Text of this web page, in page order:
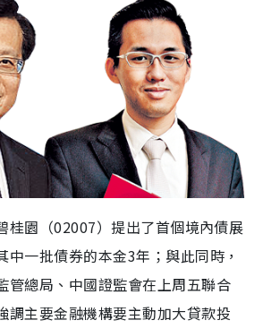
桂園（02007）提出了首個境內債展
中一批債券的本金3年；與此同時，
管總局、中國證監會在上周五聯合
調主要金融機構要主動加大貸款投